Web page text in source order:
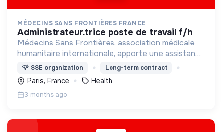
MÉDECINS SANS FRONTIÈRES FRANCE
administrateur.trice poste de travail f/h
Médecins Sans Frontières, association médicale
humanitaire internationale, apporte une assistance
médicale à des populations dont la vie est
menacée.
💡 SSE organization Long-term contract
Paris, France Health
3 months ago